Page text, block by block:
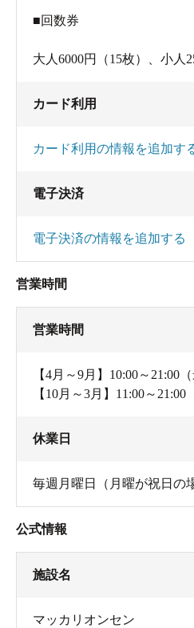
■回数券
大人6000円（15枚）、小人
カード利用
カード利用の情報を追加す
電子決済
電子決済の情報を追加する
営業時間
営業時間
【4月～9月】10:00～21:00
【10月～3月】11:00～
休業日
毎週月曜日（月曜が祝日の
公式情報
施設名
マッカリオンセン